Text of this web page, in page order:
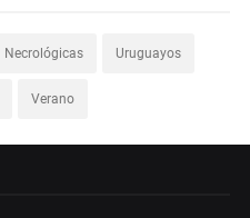
Necrológicas Uruguayos
Verano